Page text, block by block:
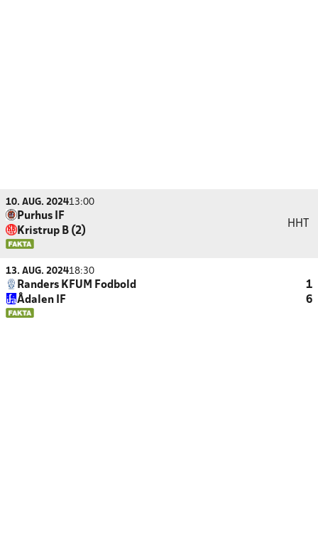
10. AUG. 202413:00
Purhus IF
Kristrup B (2)
HHT
13. AUG. 202418:30
Randers KFUM Fodbold
1
Ådalen IF
6